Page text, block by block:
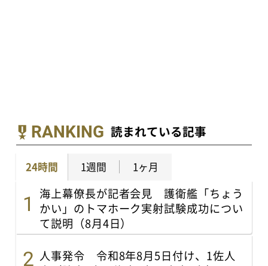
RANKING 読まれている記事
24時間 1週間 1ヶ月
海上幕僚長が記者会見 護衛艦「ちょう
かい」のトマホーク実射試験成功につい
て説明（8月4日）
人事発令 令和8年8月5日付け、1佐人